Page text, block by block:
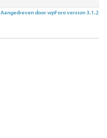
Aangedreven door wpForo version 3.1.2